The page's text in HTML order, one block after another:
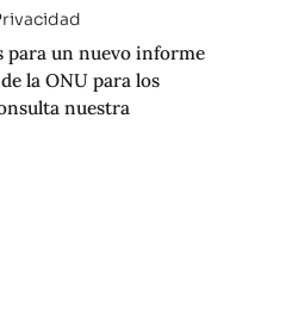
para un nuevo informe
la ONU para los
nuestra